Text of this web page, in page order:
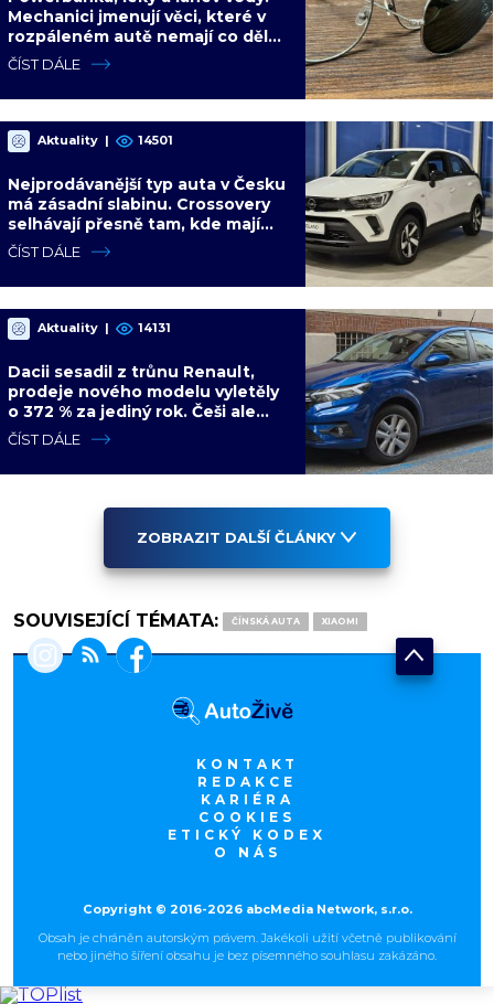
Mechanici jmenují věci, které v
rozpáleném autě nemají co dělat.
Hrozí i požár
ČÍST DÁLE
Aktuality | 14501
Nejprodávanější typ auta v Česku
má zásadní slabinu. Crossovery
selhávají přesně tam, kde mají
být nejsilnější
ČÍST DÁLE
Aktuality | 14131
Dacii sesadil z trůnu Renault,
prodeje nového modelu vyletěly
o 372 % za jediný rok. Češi ale
jedou svojí pohádku
ČÍST DÁLE
ZOBRAZIT DALŠÍ ČLÁNKY
SOUVISEJÍCÍ TÉMATA: ČÍNSKÁ AUTA XIAOMI
KONTAKT
REDAKCE
KARIÉRA
COOKIES
ETICKÝ KODEX
O NÁS
Copyright © 2016-2026 abcMedia Network, s.r.o.
Obsah je chráněn autorským právem. Jakékoli užití včetně publikování
nebo jiného šíření obsahu je bez písemného souhlasu zakázáno.